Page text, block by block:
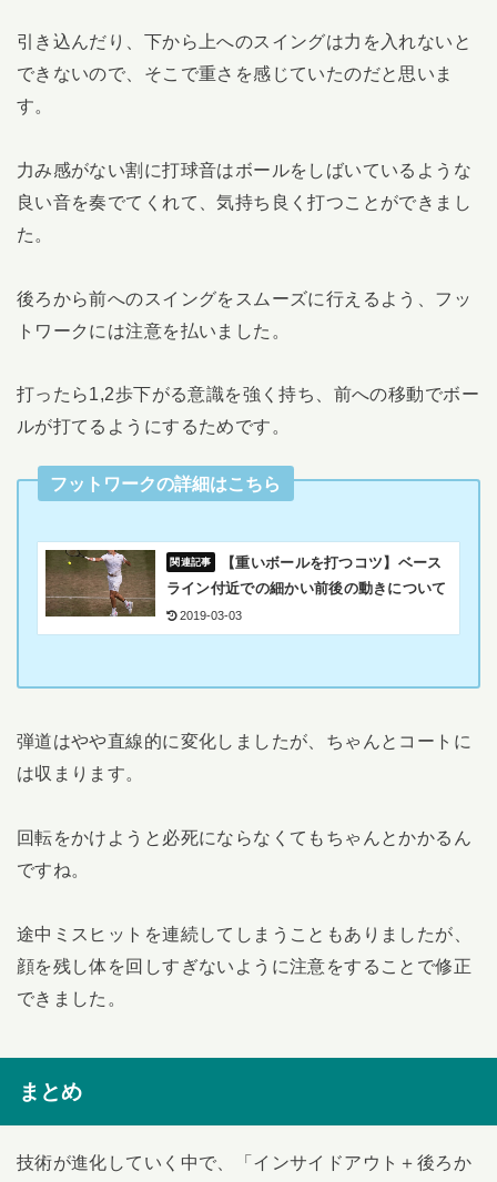
引き込んだり、下から上へのスイングは力を入れないと
できないので、そこで重さを感じていたのだと思いま
す。
力み感がない割に打球音はボールをしばいているような
良い音を奏でてくれて、気持ち良く打つことができまし
た。
後ろから前へのスイングをスムーズに行えるよう、フッ
トワークには注意を払いました。
打ったら1,2歩下がる意識を強く持ち、前への移動でボー
ルが打てるようにするためです。
フットワークの詳細はこちら
【重いボールを打つコツ】ベース
ライン付近での細かい前後の動きについて
2019-03-03
弾道はやや直線的に変化しましたが、ちゃんとコートに
は収まります。
回転をかけようと必死にならなくてもちゃんとかかるん
ですね。
途中ミスヒットを連続してしまうこともありましたが、
顔を残し体を回しすぎないように注意をすることで修正
できました。
まとめ
技術が進化していく中で、「インサイドアウト＋後ろか